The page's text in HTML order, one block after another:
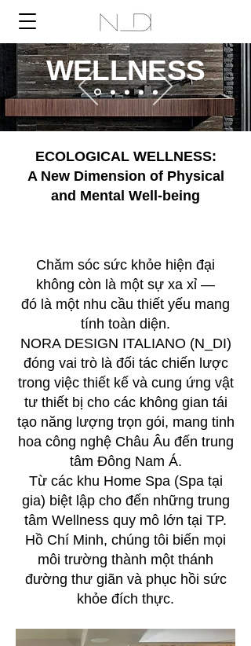
WELLNESS
ECOLOGICAL WELLNESS:
A New Dimension of Physical
and Mental Well-being
Chăm sóc sức khỏe hiện đại
không còn là một sự xa xỉ —
đó là một nhu cầu thiết yếu mang
tính toàn diện.
NORA DESIGN ITALIANO (N_DI)
đóng vai trò là đối tác chiến lược
trong việc thiết kế và cung ứng vật
tư thiết bị cho các không gian tái
tạo năng lượng trọn gói, mang tinh
hoa công nghệ Châu Âu đến trung
tâm Đông Nam Á.
Từ các khu Home Spa (Spa tại
gia) biệt lập cho đến những trung
tâm Wellness quy mô lớn tại TP.
Hồ Chí Minh, chúng tôi biến mọi
môi trường thành một thánh
đường thư giãn và phục hồi sức
khỏe đích thực.